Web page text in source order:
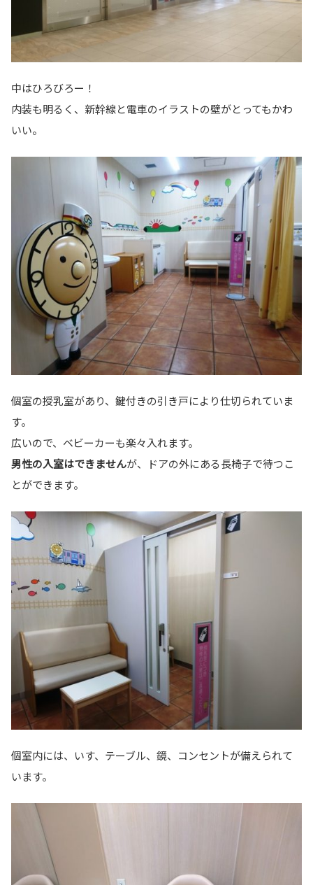
中はひろびろー！
内装も明るく、新幹線と電車のイラストの壁がとってもかわ
いい。
個室の授乳室があり、鍵付きの引き戸により仕切られていま
す。
広いので、ベビーカーも楽々入れます。
男性の入室はできませんが、ドアの外にある長椅子で待つこ
とができます。
個室内には、いす、テーブル、鏡、コンセントが備えられて
います。